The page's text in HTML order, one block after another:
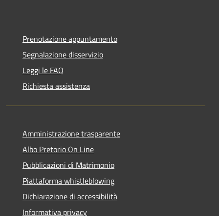
Prenotazione appuntamento
Segnalazione disservizio
Leggi le FAQ
Richiesta assistenza
Amministrazione trasparente
Albo Pretorio On Line
Pubblicazioni di Matrimonio
Piattaforma whistleblowing
Dichiarazione di accessibilità
Informativa privacy